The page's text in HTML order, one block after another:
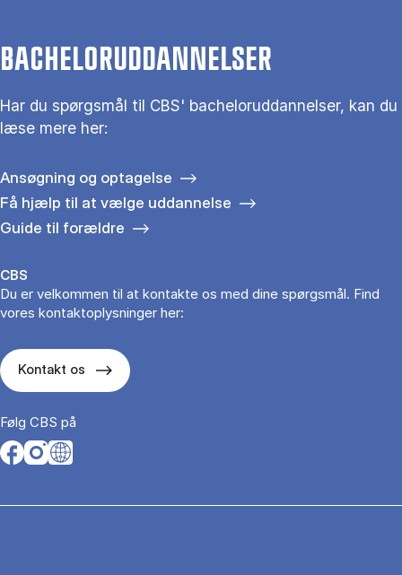
BACHELORUDDANNELSER
Har du spørgsmål til CBS' bacheloruddannelser, kan du
læse mere her:
Ansøgning og optagelse
Få hjælp til at vælge uddannelse
Guide til forældre
CBS
Du er velkommen til at kontakte os med dine spørgsmål. Find
vores kontaktoplysninger her:
Kontakt os
Følg CBS på
Opens in a new tab
Opens in a new tab
Opens in a new tab